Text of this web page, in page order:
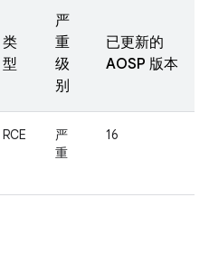
类
型
严
重
级
别
已更新的
AOSP 版本
RCE
严
重
16